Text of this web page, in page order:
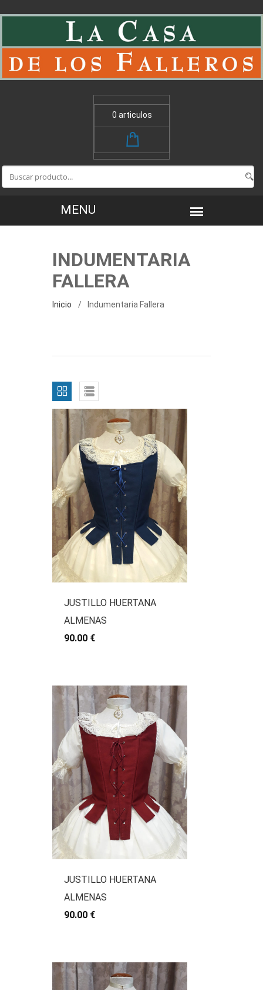
0 articulos
INDUMENTARIA
FALLERA
Inicio Indumentaria Fallera
JUSTILLO HUERTANA
ALMENAS
90.00 €
JUSTILLO HUERTANA
ALMENAS
90.00 €